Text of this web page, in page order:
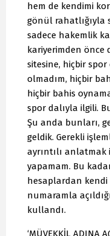
hem de kendimi
gönül rahatlığıyla
sadece hakemlik
kariyerimden önce
sitesine, hiçbir
olmadım, hiçbir
hiçbir bahis
spor dalıyla ilgili.
Şu anda bunları,
geldik. Gerekli
ayrıntılı anlatmak
yapamam. Bu
hesaplardan kendi
numaramla
kullandı.
‘MÜVEKKİL ADINA